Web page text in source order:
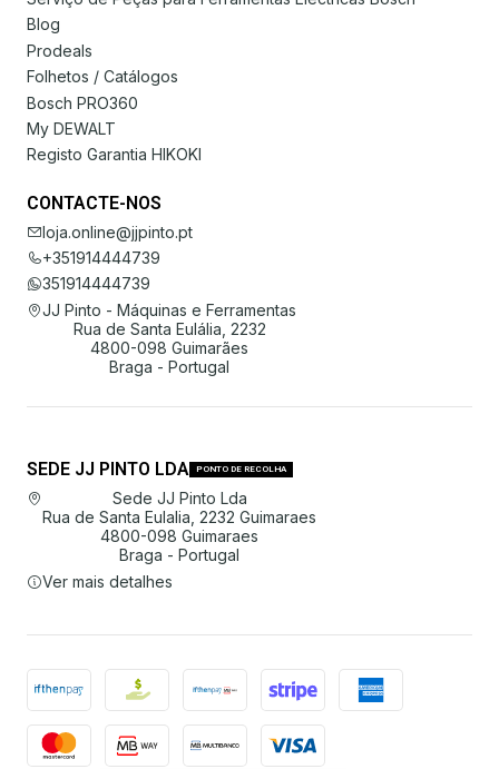
Blog
Prodeals
Folhetos / Catálogos
Bosch PRO360
My DEWALT
Registo Garantia HIKOKI
CONTACTE-NOS
loja.online@jjpinto.pt
+351914444739
351914444739
JJ Pinto - Máquinas e Ferramentas
Rua de Santa Eulália, 2232
4800-098 Guimarães
Braga - Portugal
SEDE JJ PINTO LDA PONTO DE RECOLHA
Sede JJ Pinto Lda
Rua de Santa Eulalia, 2232 Guimaraes
4800-098 Guimaraes
Braga - Portugal
Ver mais detalhes